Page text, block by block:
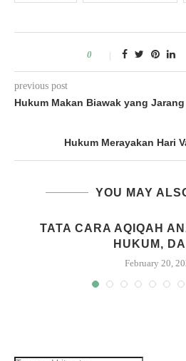
0
previous post
Hukum Makan Biawak yang
Hukum Merayakan Hari
YOU MAY
TATA CARA AQIQAH
HUKUM,
February 20,